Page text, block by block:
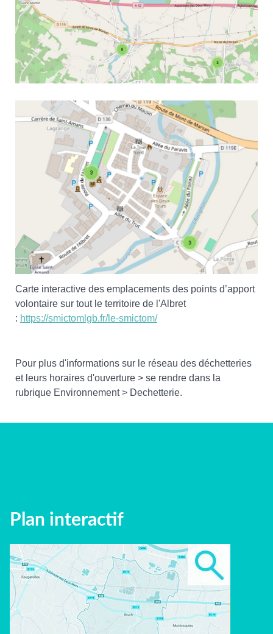
Carte interactive des emplacements des points d’apport
volontaire sur tout le territoire de l'Albret
: https://smictomlgb.fr/le-smictom/
Pour plus d'informations sur le réseau des déchetteries
et leurs horaires d'ouverture > se rendre dans la
rubrique Environnement > Dechetterie.
Plan interactif